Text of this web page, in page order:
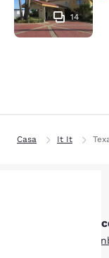
14
Casa It It
Altre Edinburg
Tutti gli hotel a